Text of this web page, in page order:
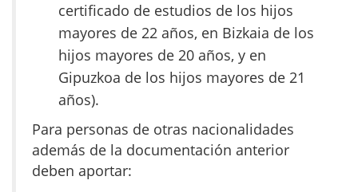
certificado de estudios de los hijos
mayores de 22 años, en Bizkaia de los
hijos mayores de 20 años, y en
Gipuzkoa de los hijos mayores de 21
años).
Para personas de otras nacionalidades
además de la documentación anterior
deben aportar: